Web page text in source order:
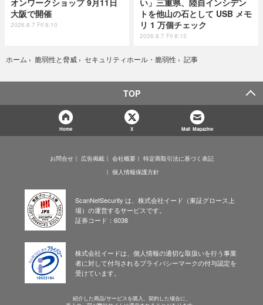
オンワークショップ 9月11日
大阪で開催
2026.8.7 Fri 8:10
い」三重県、陸自インシデン
トを他山の石として USB メモ
リ 1 万個チェック
2026.8.7 Fri 8:15
ホーム › 脆弱性と脅威 › セキュリティホール・脆弱性 › 記事
TOP
Home X Mail Magazine
お問合せ 広告掲載 会社概要
特定商取引法に基づく表記
個人情報保護方針
ScanNetSecurity は、株式会社イード（東証グロース上
場）の運営するサービスです。
証券コード：6038
株式会社イードは、個人情報の適切な取扱いを行う事業
者に対して付与されるプライバシーマークの付与認定を
受けています。
紹介した商品/サービスを購入、契約した場合に、